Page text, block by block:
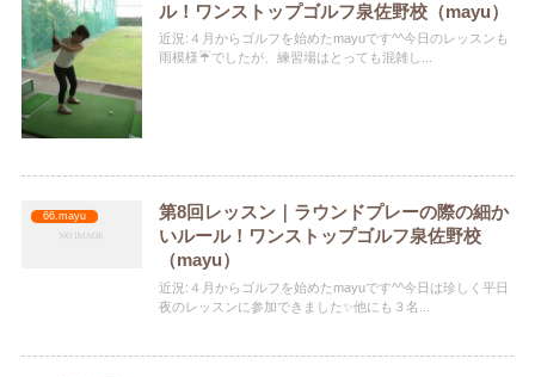
ル！ワンストップゴルフ泉佐野校（mayu）
近況:４月からゴルフを始めたmayuです^^今日のレッスンも
雨模様☔でしたが、練習場はとっても混雑し...
66.mayu
第8回レッスン｜ラウンドプレーの際の細か
いルール！ワンストップゴルフ泉佐野校
（mayu）
近況:４月からゴルフを始めたmayuです^^今日は珍しく平日
夜のレッスンに参加できました✨他にも３名...